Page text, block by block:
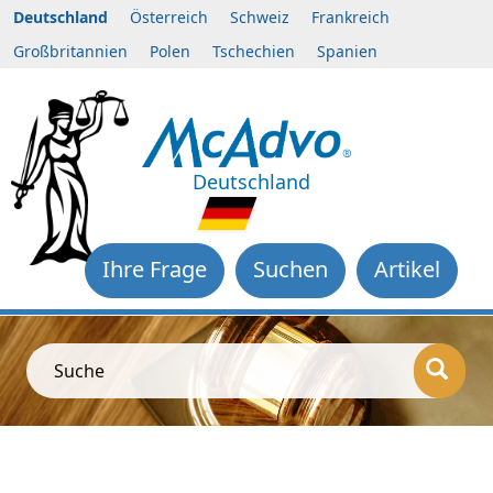
Deutschland Österreich Schweiz
Frankreich
Großbritannien
Polen Tschechien Spanien
Deutschland
Artikel
Suchen
Ihre Frage
Suche